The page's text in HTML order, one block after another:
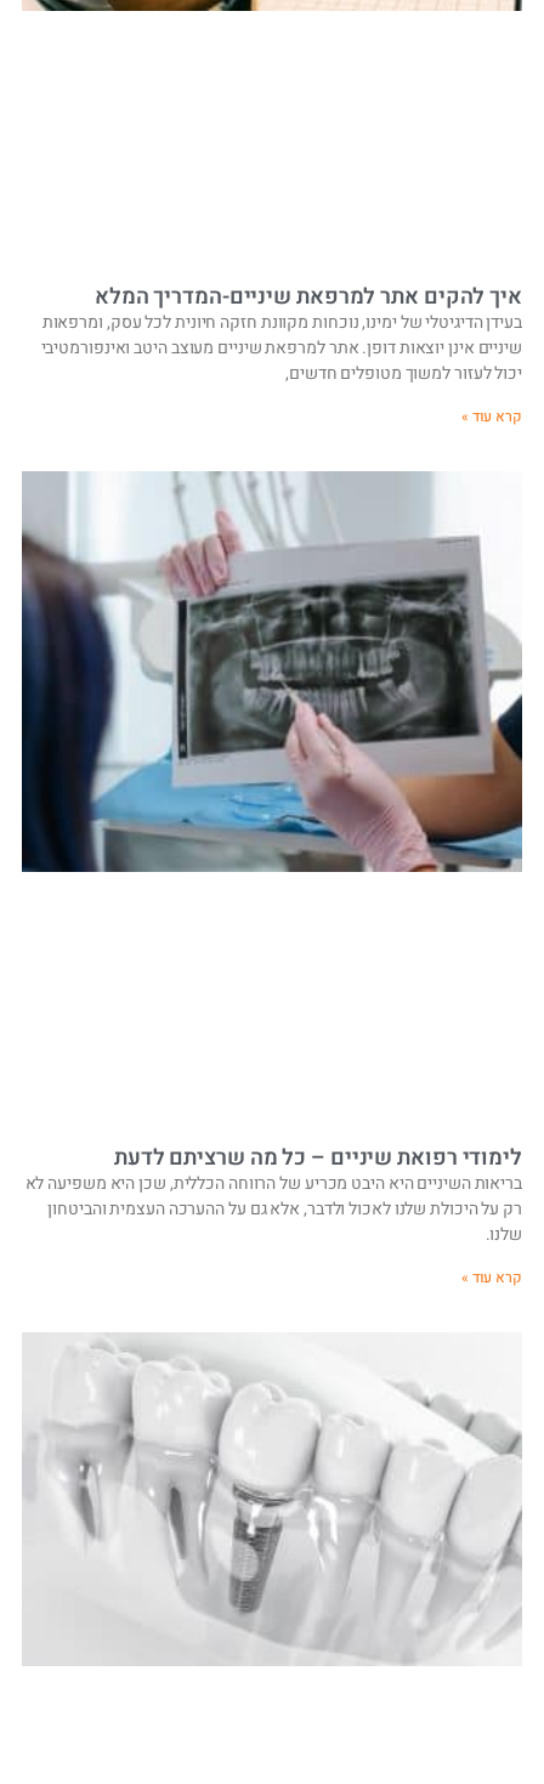
איך להקים אתר למרפאת שיניים-המדריך המלא
בעידן הדיגיטלי של ימינו, נוכחות מקוונת חזקה חיונית לכל עסק, ומרפאות
שיניים אינן יוצאות דופן. אתר למרפאת שיניים מעוצב היטב ואינפורמטיבי
יכול לעזור למשוך מטופלים חדשים,
קרא עוד »
לימודי רפואת שיניים – כל מה שרציתם לדעת
בריאות השיניים היא היבט מכריע של הרווחה הכללית, שכן היא משפיעה לא
רק על היכולת שלנו לאכול ולדבר, אלא גם על ההערכה העצמית והביטחון
שלנו.
קרא עוד »